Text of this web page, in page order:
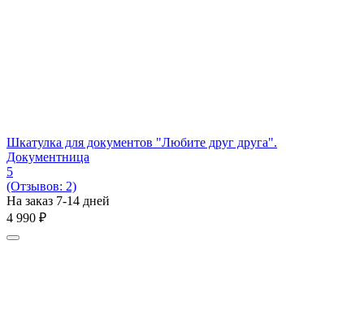
Шкатулка для документов "Любите друг друга".
Документница
5
(Отзывов: 2)
На заказ 7-14 дней
4 990 ₽